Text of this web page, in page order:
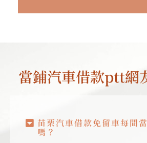
當鋪汽車借款ptt網
苗栗汽車借款免留車每間
嗎？